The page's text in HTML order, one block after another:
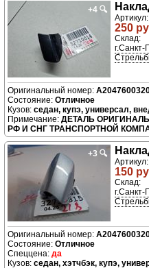
+4 🔍
250
Склад:
г.Санкт-
Отличное
седан, купэ, универсал,
ДЕТАЛЬ
РФ И СНГ ТРАНСПОРТНОЙ
+3 🔍
150
Склад:
г.Санкт-
Отличное
да
седан, хэтчбэк, купэ,